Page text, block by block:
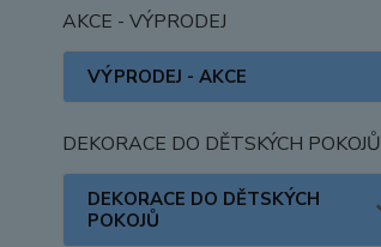
AKCE - VÝPRODEJ
VÝPRODEJ - AKCE
DEKORACE DO DĚTSKÝCH POKOJŮ
DEKORACE DO DĚTSKÝCH
POKOJŮ